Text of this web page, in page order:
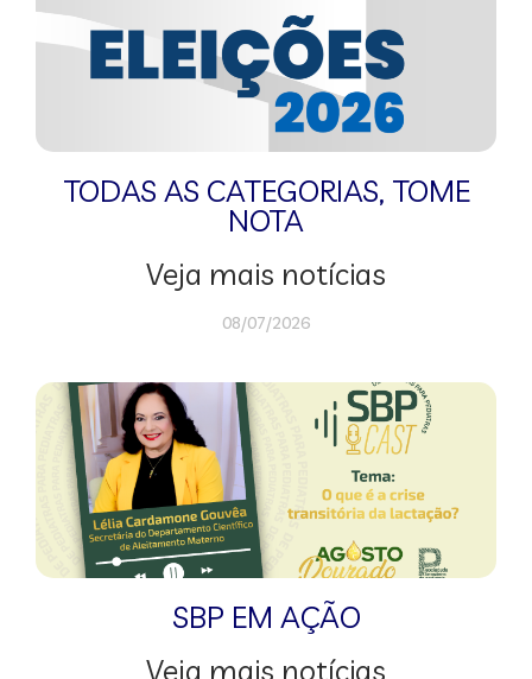
TODAS AS CATEGORIAS, TOME
NOTA
Veja mais notícias
08/07/2026
SBP EM AÇÃO
Veja mais notícias